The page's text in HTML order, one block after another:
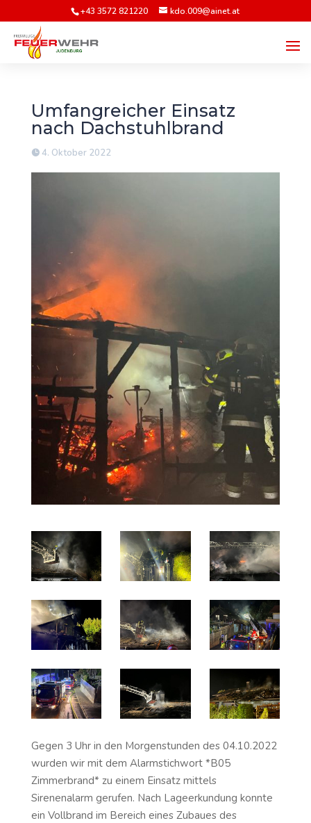
+43 3572 821220 kdo.009@ainet.at
Umfangreicher Einsatz
nach Dachstuhlbrand
4. Oktober 2022
Gegen 3 Uhr in den Morgenstunden des 04.10.2022
wurden wir mit dem Alarmstichwort *B05
Zimmerbrand* zu einem Einsatz mittels
Sirenenalarm gerufen. Nach Lageerkundung konnte
ein Vollbrand im Bereich eines Zubaues des